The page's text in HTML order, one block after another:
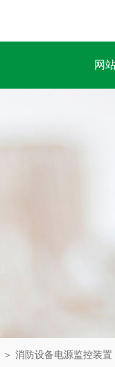
网
＞ 消防设备电源监控装置